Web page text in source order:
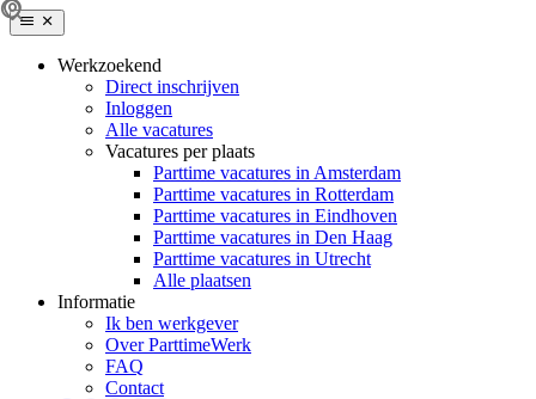
Werkzoekend
Direct inschrijven
Inloggen
Alle vacatures
Vacatures per plaats
Parttime vacatures in Amsterdam
Parttime vacatures in Rotterdam
Parttime vacatures in Eindhoven
Parttime vacatures in Den Haag
Parttime vacatures in Utrecht
Alle plaatsen
Informatie
Ik ben werkgever
Over ParttimeWerk
FAQ
Contact